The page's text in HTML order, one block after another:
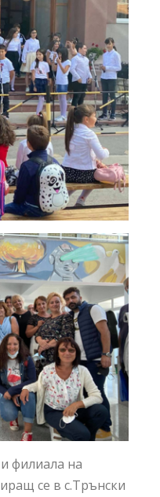
филиала на
се в с.Трънски